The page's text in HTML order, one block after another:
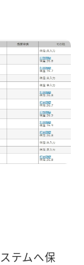
テムへ保